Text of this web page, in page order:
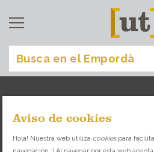
[ la bisbal
Aviso de cookies
Hola! Nuestra web utiliza cookiespara